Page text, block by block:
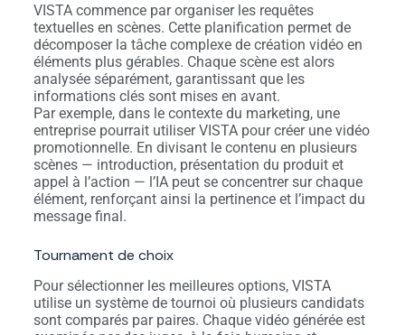
VISTA commence par organiser les requêtes
textuelles en scènes. Cette planification permet de
décomposer la tâche complexe de création vidéo en
éléments plus gérables. Chaque scène est alors
analysée séparément, garantissant que les
informations clés sont mises en avant.
Par exemple, dans le contexte du marketing, une
entreprise pourrait utiliser VISTA pour créer une vidéo
promotionnelle. En divisant le contenu en plusieurs
scènes — introduction, présentation du produit et
appel à l’action — l’IA peut se concentrer sur chaque
élément, renforçant ainsi la pertinence et l’impact du
message final.
Tournament de choix
Pour sélectionner les meilleures options, VISTA
utilise un système de tournoi où plusieurs candidats
sont comparés par paires. Chaque vidéo générée est